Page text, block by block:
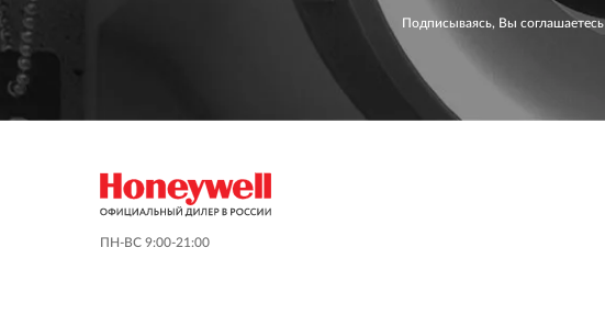
Подписываясь, Вы
ПН-ВС 9:00-21:00